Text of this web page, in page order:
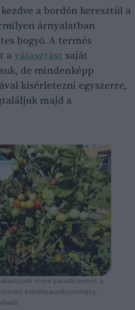
a bordón keresztül a
árnyalatban
bogyó. A termés
a választást saját
de mindenképp
kísérletezni egyszerre,
majd a
törpe paradicsomot: a
koktélparadicsomfajta,